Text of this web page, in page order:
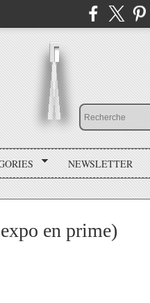
NEWSLETTER
en prime)